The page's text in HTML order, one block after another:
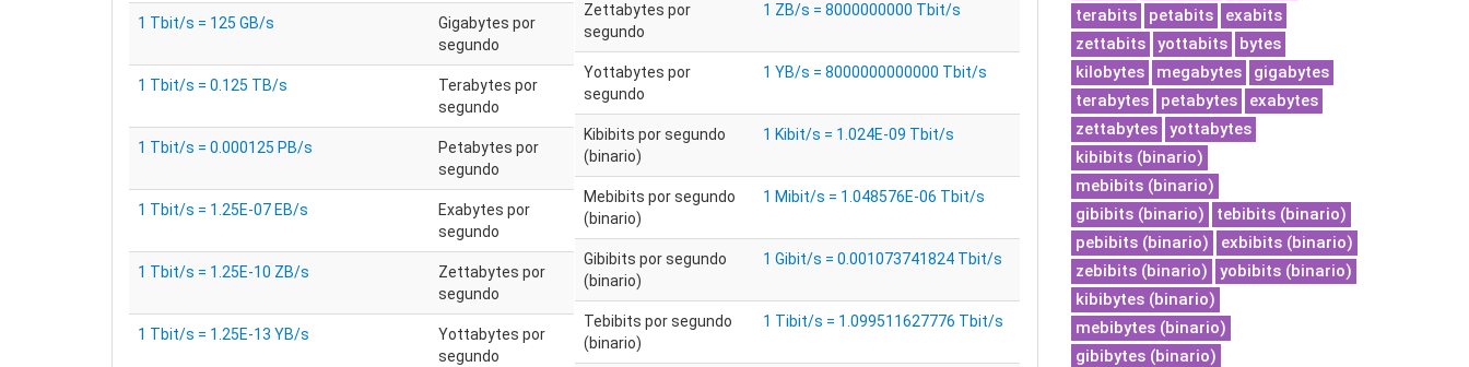
1 Tbit/s = 125 GB/s
Gigabytes por
segundo
1 Tbit/s = 0.125 TB/s
Terabytes por
segundo
1 Tbit/s = 0.000125 PB/s
Petabytes por
segundo
1 Tbit/s = 1.25E-07 EB/s
Exabytes por
segundo
1 Tbit/s = 1.25E-10 ZB/s
Zettabytes por
segundo
1 Tbit/s = 1.25E-13 YB/s
Yottabytes por
segundo
Zettabytes por
segundo
1 ZB/s = 8000000000 Tbit/s
Yottabytes por
segundo
1 YB/s = 8000000000000 Tbit/s
Kibibits por segundo
(binario)
1 Kibit/s = 1.024E-09 Tbit/s
Mebibits por segundo
(binario)
1 Mibit/s = 1.048576E-06 Tbit/s
Gibibits por segundo
(binario)
1 Gibit/s = 0.001073741824 Tbit/s
Tebibits por segundo
(binario)
1 Tibit/s = 1.099511627776 Tbit/s
terabits
petabits
exabits
zettabits
yottabits
bytes
kilobytes
megabytes
gigabytes
terabytes
petabytes
exabytes
zettabytes
yottabytes
kibibits (binario)
mebibits (binario)
gibibits (binario)
tebibits (binario)
pebibits (binario)
exbibits (binario)
zebibits (binario)
yobibits (binario)
kibibytes (binario)
mebibytes (binario)
gibibytes (binario)